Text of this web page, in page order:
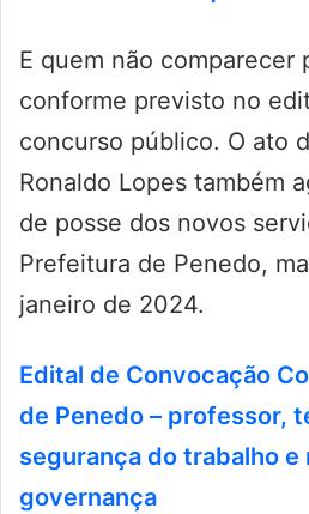
E quem não comparecer
conforme previsto no
concurso público. O ato
Ronaldo Lopes também
de posse dos novos
Prefeitura de Penedo,
janeiro de 2024.
Edital de Convocação
de Penedo – professor,
segurança do trabalho e
governança